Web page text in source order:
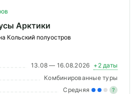
Арктики
Кольский полуостров
13.08 — 16.08.2026 +2 даты
Комбинированные туры
Средняя ?